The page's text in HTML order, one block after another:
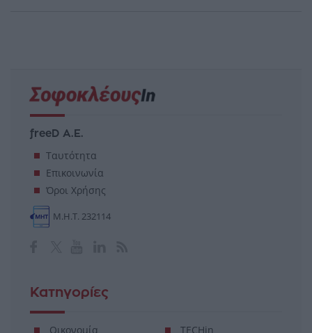
freeD Α.Ε.
Ταυτότητα
Επικοινωνία
Όροι Χρήσης
Μ.Η.Τ. 232114
Κατηγορίες
Οικονομία TECHin